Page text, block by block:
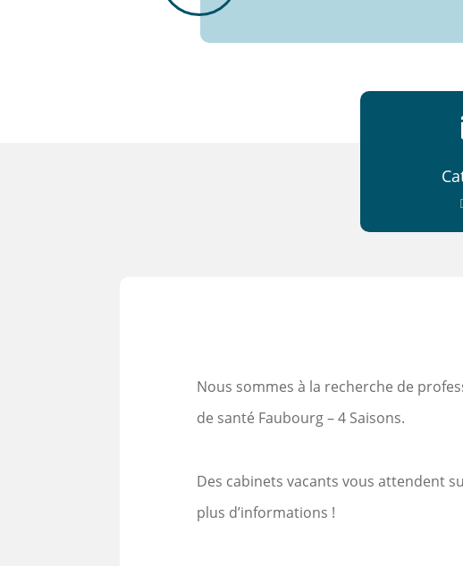
Nous sommes à la recherche de
de santé Faubourg – 4 Saisons.
Des cabinets vacants vous attendent
plus d’informations !